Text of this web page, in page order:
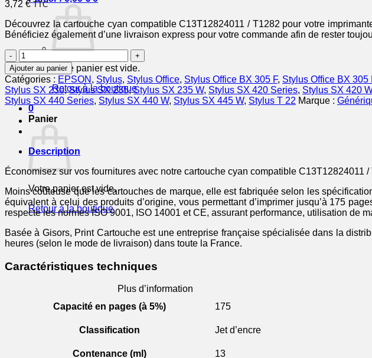
Votre panier est vide.
Retour à la boutique
0
Panier
Votre panier est vide.
Retour à la boutique
3,72 € TTC
Découvrez la cartouche cyan compatible C13T12824011 / T1282 pour votre
Bénéficiez également d’une livraison express pour votre commande afin de rester
quantité
de
C13T12824011
/
T1282
-
cartouche
compatible
Epson
-
Ajouter au panier
Catégories : EPSON , Stylus, Stylus Office, Stylus Office BX 305 F, Stylus Office BX 305
Stylus SX 230,Stylus SX 235,Stylus SX 235 W, Stylus SX 420 Series, Stylus SX 420 W
Stylus SX 440 Series, Stylus SX 440 W, Stylus SX 445 W, Stylus T 22 Marque :
Description
Économisez sur vos fournitures avec notre cartouche cyan compatible C13T12824011
Moins coûteuse que les cartouches de marque, elle est fabriquée selon les
équivalent à celui des produits d’origine, vous permettant d’imprimer jusqu’à 175
respecte les normes ISO 9001, ISO 14001 et CE, assurant performance, utilisation de
Basée à Gisors, Print Cartouche est une entreprise française spécialisée dans la
heures (selon le mode de livraison) dans toute la France.
Caractéristiques techniques
Plus d’information
Capacité en pages (à 5%)
175
Classification Jet d’encre
Contenance (ml) 13